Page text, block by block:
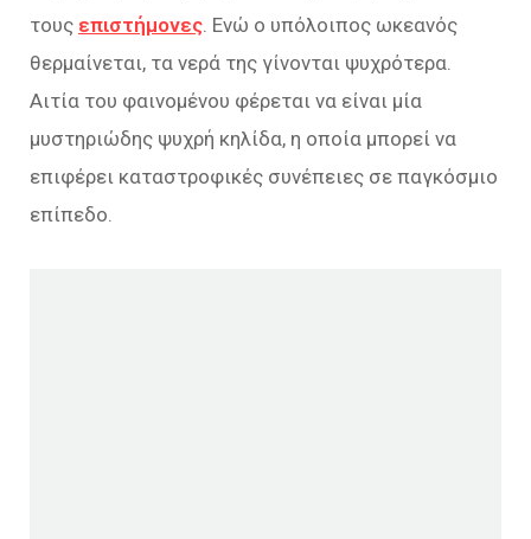
τους επιστήμονες. Ενώ ο υπόλοιπος ωκεανός
θερμαίνεται, τα νερά της γίνονται ψυχρότερα.
Αιτία του φαινομένου φέρεται να είναι μία
μυστηριώδης ψυχρή κηλίδα, η οποία μπορεί να
επιφέρει καταστροφικές συνέπειες σε παγκόσμιο
επίπεδο.